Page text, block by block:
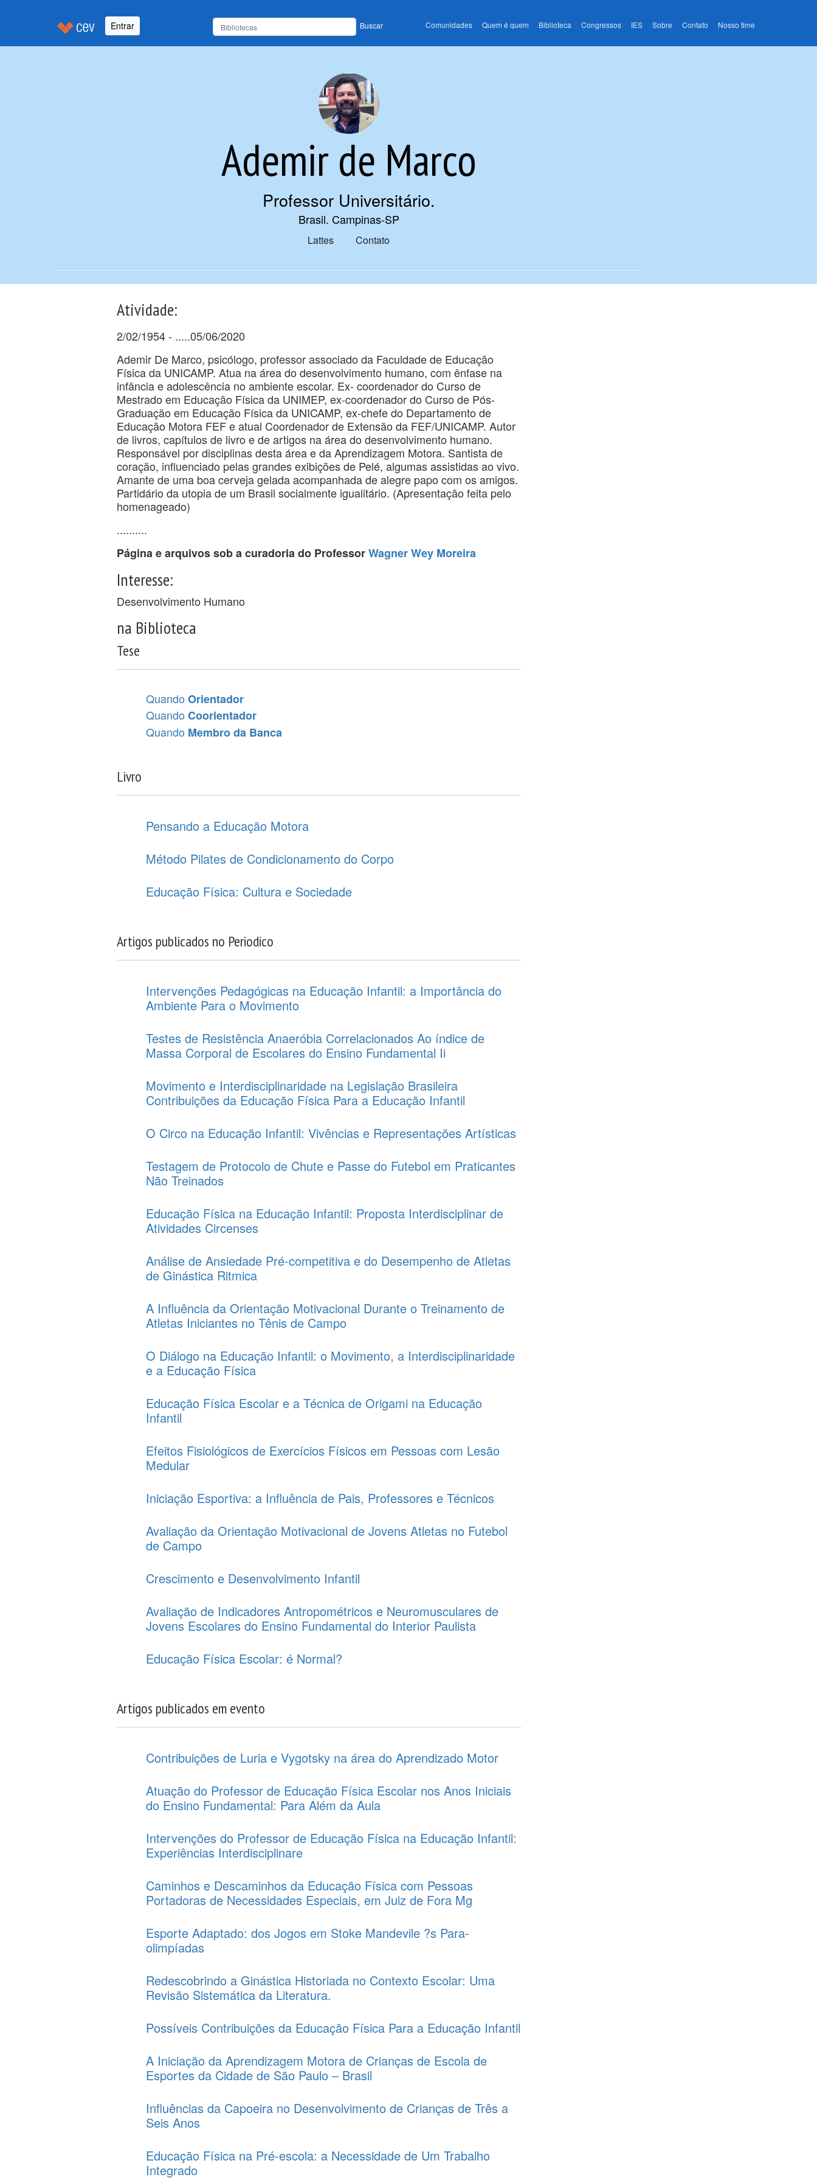
Entrar Buscar Comunidades Quem é quem Biblioteca Congressos IES Sobre Contato Nosso time
Ademir de Marco
Professor Universitário.
Brasil. Campinas-SP
Lattes Contato
Atividade:
2/02/1954 - .....05/06/2020
Ademir De Marco, psicólogo, professor associado da Faculdade de Educação
Física da UNICAMP. Atua na área do desenvolvimento humano, com ênfase na
infância e adolescência no ambiente escolar. Ex- coordenador do Curso de
Mestrado em Educação Física da UNIMEP, ex-coordenador do Curso de Pós-
Graduação em Educação Física da UNICAMP, ex-chefe do Departamento de
Educação Motora FEF e atual Coordenador de Extensão da FEF/UNICAMP. Autor
de livros, capítulos de livro e de artigos na área do desenvolvimento humano.
Responsável por disciplinas desta área e da Aprendizagem Motora. Santista de
coração, influenciado pelas grandes exibições de Pelé, algumas assistidas ao vivo.
Amante de uma boa cerveja gelada acompanhada de alegre papo com os amigos.
Partidário da utopia de um Brasil socialmente igualitário. (Apresentação feita pelo
homenageado)
..........
Página e arquivos sob a curadoria do ProfessorWagner Wey Moreira
Interesse:
Desenvolvimento Humano
na Biblioteca
Tese
QuandoOrientador
QuandoCoorientador
Quando Membro da Banca
Livro
Pensando a Educação Motora
Método Pilates de Condicionamento do Corpo
Educação Física: Cultura e Sociedade
Artigos publicados no Periodico
Intervenções Pedagógicas na Educação Infantil: a Importância do
Ambiente Para o Movimento
Testes de Resistência Anaeróbia Correlacionados Ao índice de
Massa Corporal de Escolares do Ensino Fundamental Ii
Movimento e Interdisciplinaridade na Legislação Brasileira
Contribuições da Educação Física Para a Educação Infantil
O Circo na Educação Infantil: Vivências e Representações Artísticas
Testagem de Protocolo de Chute e Passe do Futebol em Praticantes
Não Treinados
Educação Física na Educação Infantil: Proposta Interdisciplinar de
Atividades Circenses
Análise de Ansiedade Pré-competitiva e do Desempenho de Atletas
de Ginástica Ritmica
A Influência da Orientação Motivacional Durante o Treinamento de
Atletas Iniciantes no Tênis de Campo
O Diálogo na Educação Infantil: o Movimento, a Interdisciplinaridade
e a Educação Física
Educação Física Escolar e a Técnica de Origami na Educação
Infantil
Efeitos Fisiológicos de Exercícios Físicos em Pessoas com Lesão
Medular
Iniciação Esportiva: a Influência de Pais, Professores e Técnicos
Avaliação da Orientação Motivacional de Jovens Atletas no Futebol
de Campo
Crescimento e Desenvolvimento Infantil
Avaliação de Indicadores Antropométricos e Neuromusculares de
Jovens Escolares do Ensino Fundamental do Interior Paulista
Educação Física Escolar: é Normal?
Artigos publicados em evento
Contribuições de Luria e Vygotsky na área do Aprendizado Motor
Atuação do Professor de Educação Física Escolar nos Anos Iniciais
do Ensino Fundamental: Para Além da Aula
Intervenções do Professor de Educação Física na Educação Infantil:
Experiências Interdisciplinare
Caminhos e Descaminhos da Educação Física com Pessoas
Portadoras de Necessidades Especiais, em Juiz de Fora Mg
Esporte Adaptado: dos Jogos em Stoke Mandevile ?s Para-
olimpíadas
Redescobrindo a Ginástica Historiada no Contexto Escolar: Uma
Revisão Sistemática da Literatura.
Possíveis Contribuições da Educação Física Para a Educação Infantil
A Iniciação da Aprendizagem Motora de Crianças de Escola de
Esportes da Cidade de São Paulo – Brasil
Influências da Capoeira no Desenvolvimento de Crianças de Três a
Seis Anos
Educação Física na Pré-escola: a Necessidade de Um Trabalho
Integrado